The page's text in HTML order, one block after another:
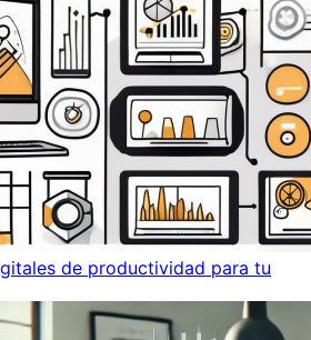
de productividad para tu